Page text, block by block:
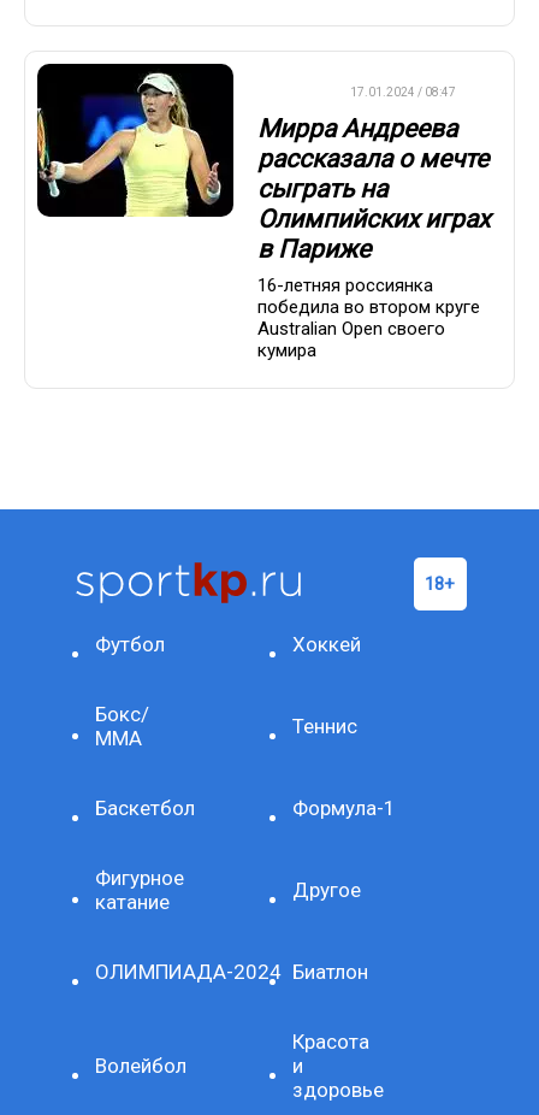
17.01.2024 / 08:47
Мирра Андреева
рассказала о мечте
сыграть на
Олимпийских играх
в Париже
16-летняя россиянка
победила во втором круге
Australian Open своего
кумира
Футбол Хоккей
Бокс/
ММА
Теннис
Баскетбол Формула-1
Фигурное
катание
Другое
ОЛИМПИАДА-2024 Биатлон
Волейбол
Красота
и
здоровье